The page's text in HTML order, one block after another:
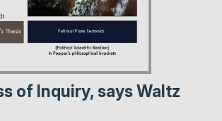
of Inquiry, says Waltz